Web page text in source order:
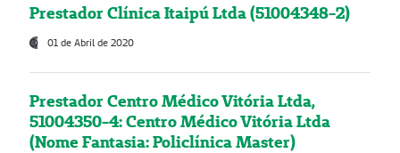
Prestador Clínica Itaipú Ltda (51004348-2)
01 de Abril de 2020
Prestador Centro Médico Vitória Ltda,
51004350-4: Centro Médico Vitória Ltda
(Nome Fantasia: Policlínica Master)